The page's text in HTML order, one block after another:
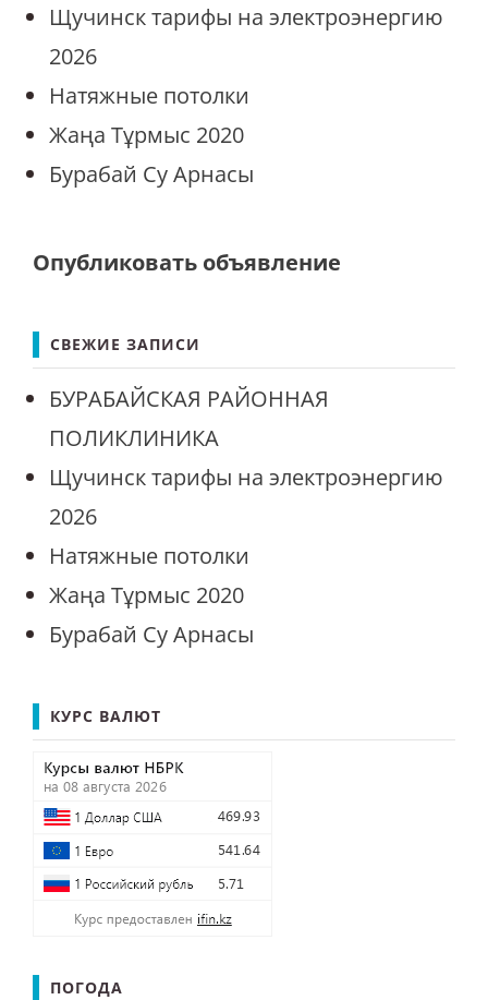
Щучинск тарифы на электроэнергию
2026
Натяжные потолки
Жаңа Тұрмыс 2020
Бурабай Су Арнасы
Опубликовать объявление
СВЕЖИЕ ЗАПИСИ
БУРАБАЙСКАЯ РАЙОННАЯ
ПОЛИКЛИНИКА
Щучинск тарифы на электроэнергию
2026
Натяжные потолки
Жаңа Тұрмыс 2020
Бурабай Су Арнасы
КУРС ВАЛЮТ
ПОГОДА